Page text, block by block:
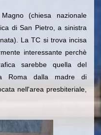
(chiesa nazionale
di San Pietro, a sinistra
La TC si trova incisa
interessante perchè
sarebbe quella del
Roma dalla madre di
nell'area presbiteriale,